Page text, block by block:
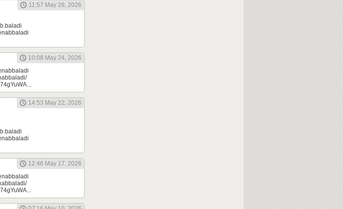
11:57 May 28, 2026
10:08 May 24, 2026
14:53 May 22, 2026
12:46 May 17, 2026